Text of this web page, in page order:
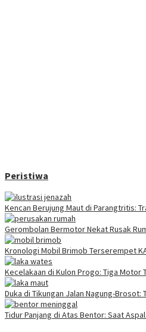
Peristiwa
Kencan Berujung Maut di Parangtritis:
Gerombolan Bermotor Nekat Rusak
Kronologi Mobil Brimob Terserempet
Kecelakaan di Kulon Progo: Tiga Motor
Duka di Tikungan Jalan Nagung-Brosot:
Tidur Panjang di Atas Bentor: Saat